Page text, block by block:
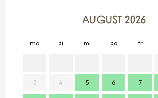
AUGUST 2026
mo di mi do fr
3 4 5 6 7